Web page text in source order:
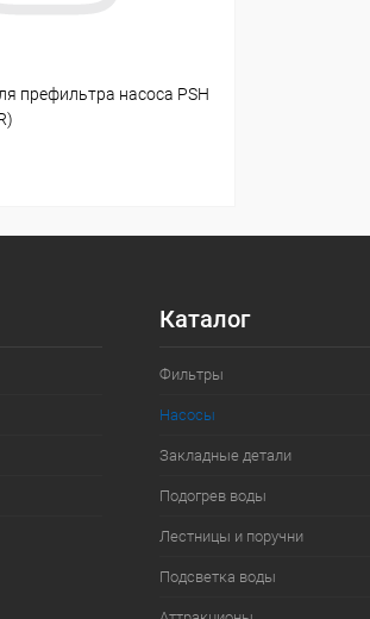
префильтра насоса PSH
Каталог
Фильтры
Насосы
Закладные детали
Подогрев воды
Лестницы и поручни
Подсветка воды